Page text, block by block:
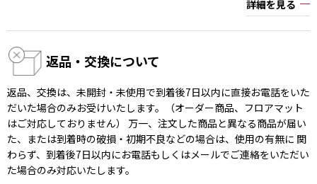
詳細を見る
返品・交換について
返品、交換は、未開封・未使用で到着後7日以内に直接お電話をいた
だいた場合のみお受けいたします。（オーダー商品、フロアマット
はご対応しておりません） 万一、注文した商品と異なる商品が届い
た、または到着時の破損・初期不良などの場合は、使用の有無に 関
わらず、到着後7日以内にお電話もしくはメールでご連絡をいただい
た場合のみ対応いたします。